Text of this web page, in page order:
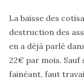
La baisse des
destruction des
en a déjà parlé
22€ par mois. Sauf
fainéant, faut